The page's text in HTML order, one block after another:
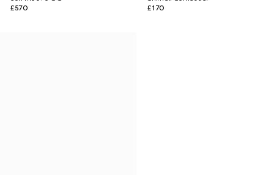
£570
£170